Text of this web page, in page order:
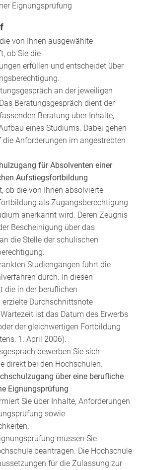
Eignungsprüfung
von Ihnen ausgewählte
ob Sie die
erfüllen und entscheidet über
an der jeweiligen
Beratungsgespräch dient der
Beratung über Inhalte,
eines Studiums. Dabei gehen
Anforderungen im angestrebten
für Absolventen einer
Aufstiegsfortbildung
ob die von Ihnen absolvierte
als Zugangsberechtigung
anerkannt wird. Deren Zeugnis
Bescheinigung über das
die Stelle der schulischen
Studiengängen führt die
durch. In diesen
die in der beruflichen
Durchschnittsnote
ist das Datum des Erwerbs
der gleichwertigen Fortbildung
1. April 2006).
bewerben Sie sich
direkt bei den Hochschulen.
über eine berufliche
Eignungsprüfung
Sie über Inhalte, Anforderungen
sowie
müssen Sie
beantragen. Die Hochschule
für die Zulassung zur